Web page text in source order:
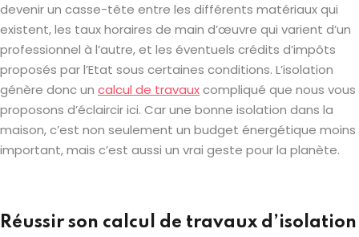
devenir un casse-tête entre les différents matériaux qui
existent, les taux horaires de main d’œuvre qui varient d’un
professionnel à l’autre, et les éventuels crédits d’impôts
proposés par l’Etat sous certaines conditions. L’isolation
génère donc un calcul de travauxcompliqué que nous vous
proposons d’éclaircir ici. Car une bonne isolation dans la
maison, c’est non seulement un budget énergétique moins
important, mais c’est aussi un vrai geste pour la planète.
Réussir son calcul de travaux d’isolation